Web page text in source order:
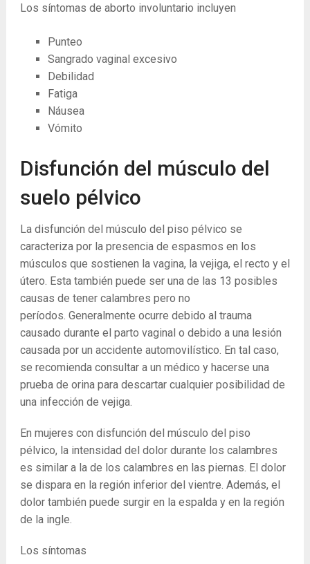
Los síntomas de aborto involuntario incluyen
Punteo
Sangrado vaginal excesivo
Debilidad
Fatiga
Náusea
Vómito
Disfunción del músculo del
suelo pélvico
La disfunción del músculo del piso pélvico se
caracteriza por la presencia de espasmos en los
músculos que sostienen la vagina, la vejiga, el recto y el
útero. Esta también puede ser una de las 13 posibles
causas de tener calambres pero no
períodos. Generalmente ocurre debido al trauma
causado durante el parto vaginal o debido a una lesión
causada por un accidente automovilístico. En tal caso,
se recomienda consultar a un médico y hacerse una
prueba de orina para descartar cualquier posibilidad de
una infección de vejiga.
En mujeres con disfunción del músculo del piso
pélvico, la intensidad del dolor durante los calambres
es similar a la de los calambres en las piernas. El dolor
se dispara en la región inferior del vientre. Además, el
dolor también puede surgir en la espalda y en la región
de la ingle.
Los síntomas